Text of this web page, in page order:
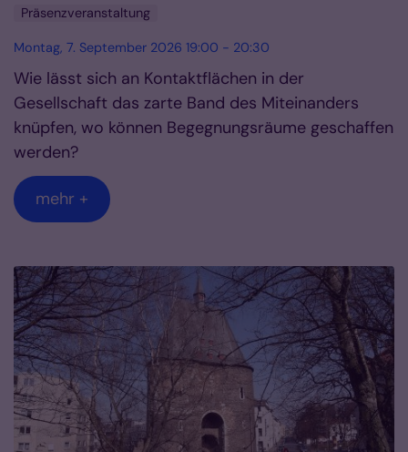
Präsenzveranstaltung
Montag, 7. September 2026 19:00 - 20:30
Wie lässt sich an Kontaktflächen in der
Gesellschaft das zarte Band des Miteinanders
knüpfen, wo können Begegnungsräume geschaffen
werden?
mehr +